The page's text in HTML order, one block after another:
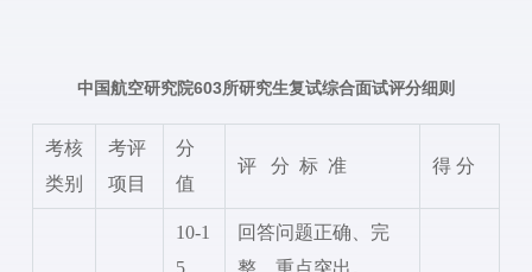
中国航空研究院603所研究生复试综合面试评分细则
考核
类别
考评
项目
分
值
评 分 标 准 得 分
10-1
5
回答问题正确、完
整、重点突出。